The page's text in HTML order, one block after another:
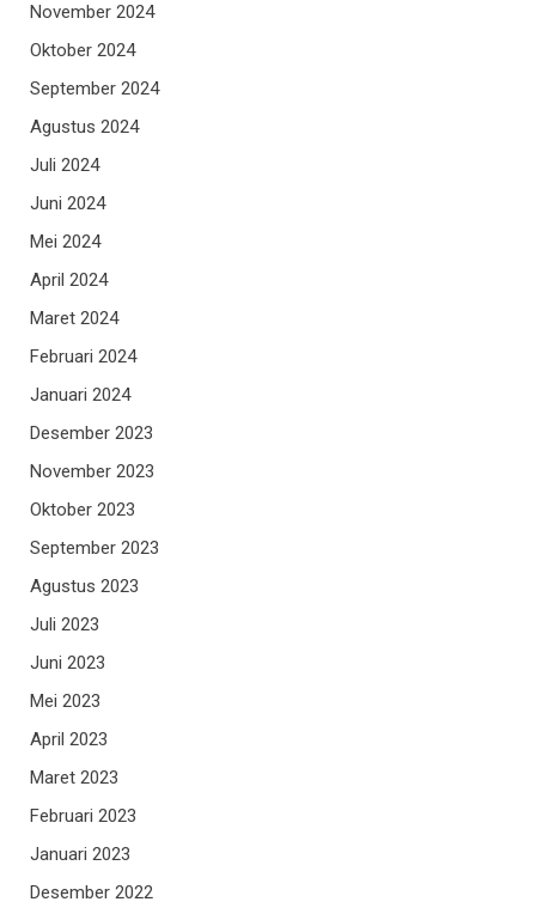
November 2024
Oktober 2024
September 2024
Agustus 2024
Juli 2024
Juni 2024
Mei 2024
April 2024
Maret 2024
Februari 2024
Januari 2024
Desember 2023
November 2023
Oktober 2023
September 2023
Agustus 2023
Juli 2023
Juni 2023
Mei 2023
April 2023
Maret 2023
Februari 2023
Januari 2023
Desember 2022